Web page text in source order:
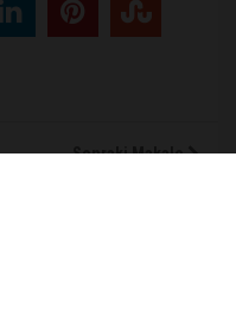
Sonraki Makale